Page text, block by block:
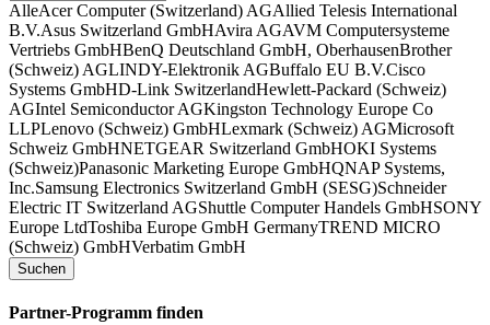
AlleAcer Computer (Switzerland) AGAllied Telesis International
B.V.Asus Switzerland GmbHAvira AGAVM Computersysteme
Vertriebs GmbHBenQ Deutschland GmbH, OberhausenBrother
(Schweiz) AGLINDY-Elektronik AGBuffalo EU B.V.Cisco
Systems GmbHD-Link SwitzerlandHewlett-Packard (Schweiz)
AGIntel Semiconductor AGKingston Technology Europe Co
LLPLenovo (Schweiz) GmbHLexmark (Schweiz) AGMicrosoft
Schweiz GmbHNETGEAR Switzerland GmbHOKI Systems
(Schweiz)Panasonic Marketing Europe GmbHQNAP Systems,
Inc.Samsung Electronics Switzerland GmbH (SESG)Schneider
Electric IT Switzerland AGShuttle Computer Handels GmbHSONY
Europe LtdToshiba Europe GmbH GermanyTREND MICRO
(Schweiz) GmbHVerbatim GmbH
Partner-Programm finden